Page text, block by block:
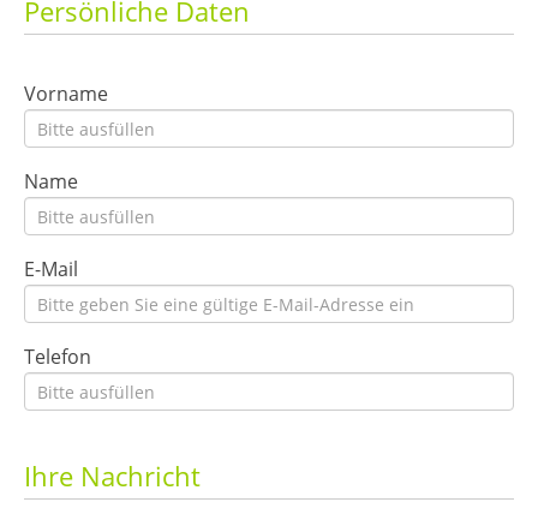
Persönliche Daten
Vorname
Name
E-Mail
Telefon
Ihre Nachricht